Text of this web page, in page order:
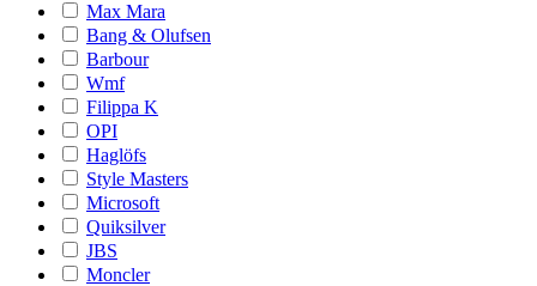
Max Mara
Bang & Olufsen
Barbour
Wmf
Filippa K
OPI
Haglöfs
Style Masters
Microsoft
Quiksilver
JBS
Moncler